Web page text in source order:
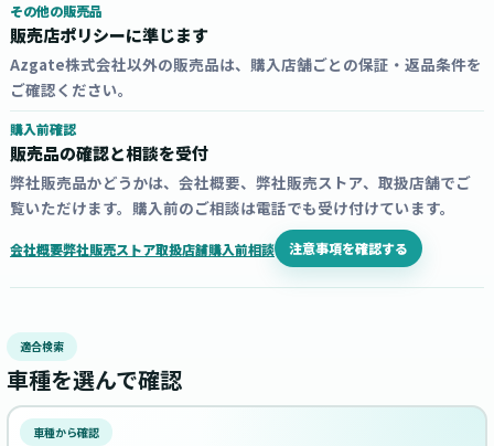
その他の販売品
販売店ポリシーに準じます
Azgate株式会社以外の販売品は、購入店舗ごとの保証・返品条件を
ご確認ください。
購入前確認
販売品の確認と相談を受付
弊社販売品かどうかは、会社概要、弊社販売ストア、取扱店舗でご
覧いただけます。購入前のご相談は電話でも受け付けています。
会社概要弊社販売ストア取扱店舗購入前相談 注意事項を確認する
適合検索
車種を選んで確認
車種から確認